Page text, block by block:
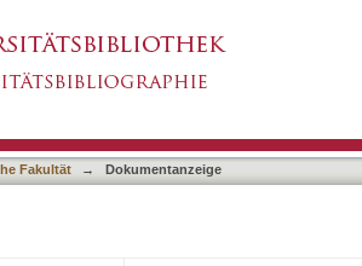
Fakultät → Dokumentanzeige